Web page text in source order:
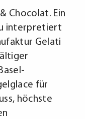
Chocolat. Ein
interpretiert
Gelati
für
höchste